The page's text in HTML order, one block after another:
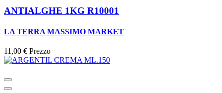
ANTIALGHE 1KG R10001
LA TERRA MASSIMO MARKET
11,00 € Prezzo